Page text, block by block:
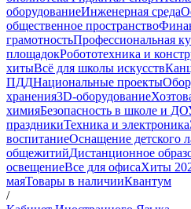
оборудованиеИнженерная среда
общественное пространство
грамотностьПрофессиональная
площадокРобототехника и
хитыВсё для школы искусств
ПДДНациональные проекты
хранения3D-оборудование
химияБезопасность в школе и
праздникиТехника и электроника
воспитаниеОснащение детского
общежитийДистанционное
освещениеВсе для офисаХиты
маяТовары в наличииКвантум
/